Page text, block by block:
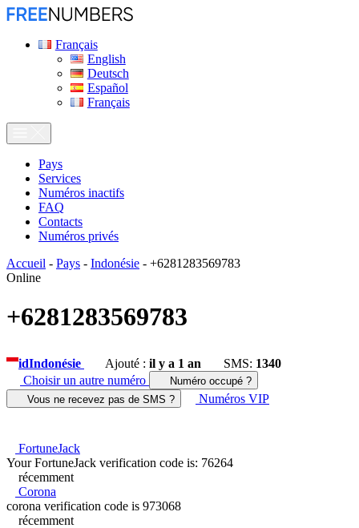
Français
English
Deutsch
Español
Français
Pays
Services
Numéros inactifs
FAQ
Contacts
Numéros privés
Accueil - Pays - Indonésie - +6281283569783
Online
+6281283569783
idIndonésie Ajouté : il y a 1 an SMS: 1340
Choisir un autre numéro
Numéro occupé ?
Vous ne recevez pas de SMS ?
Numéros VIP
FortuneJack
Your FortuneJack verification code is: 76264
récemment
Corona
corona verification code is 973068
récemment